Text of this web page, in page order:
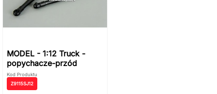
MODEL - 1:12 Truck -
popychacze-przód
Kod Produktu
Z9115SJ12